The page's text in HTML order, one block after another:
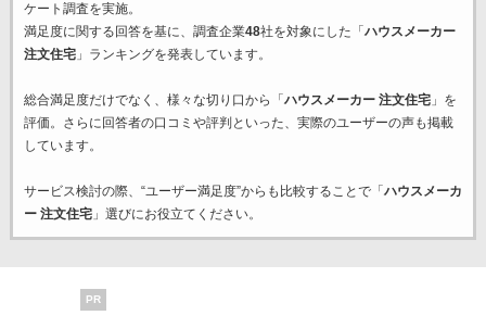
ケート調査を実施。
満足度に関する回答を基に、調査企業48社を対象にした「 ハウスメーカー
注文住宅」ランキングを発表しています。
総合満足度だけでなく、様々な切り口から「 ハウスメーカー 注文住宅」を
評価。さらに回答者の口コミや評判といった、実際のユーザーの声も掲載
しています。
サービス検討の際、“ユーザー満足度”からも比較することで「 ハウスメーカ
ー 注文住宅」選びにお役立てください。
PR